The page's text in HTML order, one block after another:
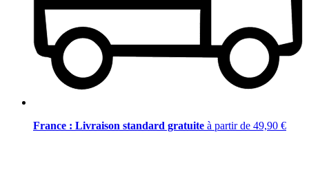
France : Livraison standard gratuite à partir de 49,90 €